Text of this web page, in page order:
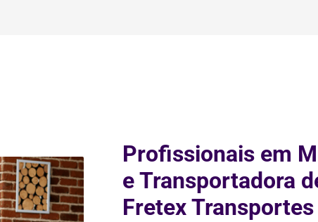
Profissionais em
e Transportadora
Fretex Transportes